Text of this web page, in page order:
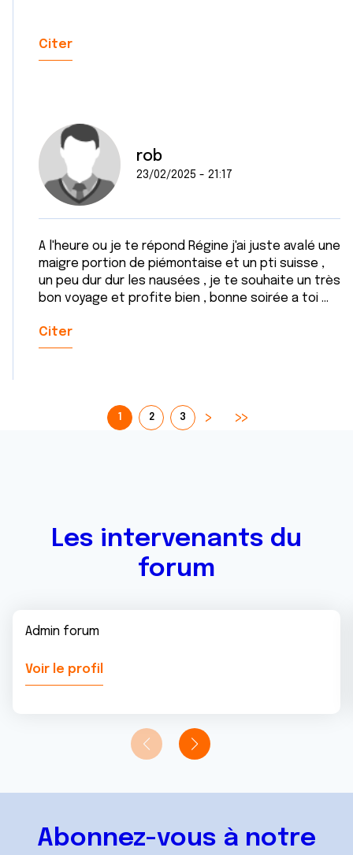
Citer
rob
23/02/2025 - 21:17
A l'heure ou je te répond Régine j'ai juste avalé une
maigre portion de piémontaise et un pti suisse ,
un peu dur dur les nausées , je te souhaite un très
bon voyage et profite bien , bonne soirée a toi ...
Citer
1 2 3
Les intervenants du
forum
Admin forum
Voir le profil
Abonnez-vous à notre